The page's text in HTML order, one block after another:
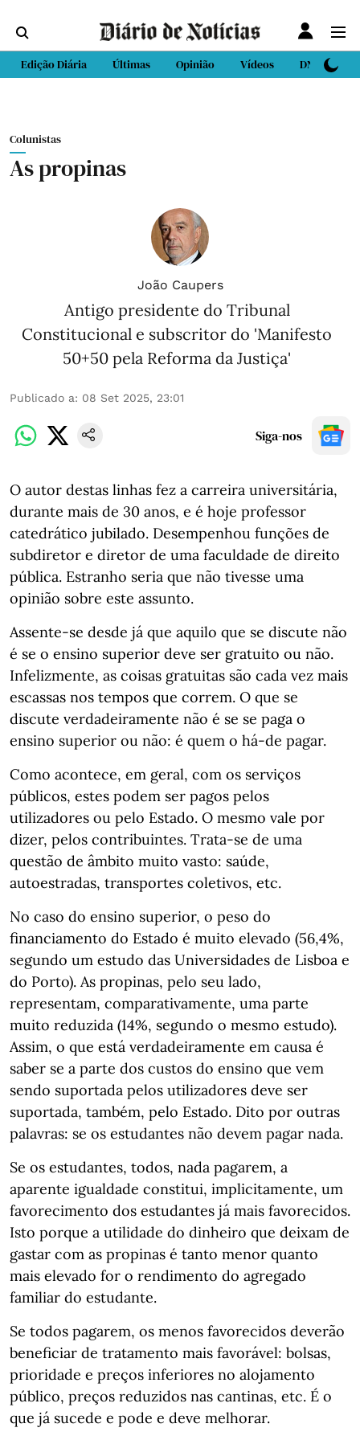
Edição Diária Últimas Opinião Vídeos DN Sport
Colunistas
As propinas
João Caupers
Antigo presidente do Tribunal
Constitucional e subscritor do 'Manifesto
50+50 pela Reforma da Justiça'
Publicado a: 08 Set 2025, 23:01
Siga-nos
O autor destas linhas fez a carreira universitária,
durante mais de 30 anos, e é hoje professor
catedrático jubilado. Desempenhou funções de
subdiretor e diretor de uma faculdade de direito
pública. Estranho seria que não tivesse uma
opinião sobre este assunto.
Assente-se desde já que aquilo que se discute não
é se o ensino superior deve ser gratuito ou não.
Infelizmente, as coisas gratuitas são cada vez mais
escassas nos tempos que correm. O que se
discute verdadeiramente não é se se paga o
ensino superior ou não: é quem o há-de pagar.
Como acontece, em geral, com os serviços
públicos, estes podem ser pagos pelos
utilizadores ou pelo Estado. O mesmo vale por
dizer, pelos contribuintes. Trata-se de uma
questão de âmbito muito vasto: saúde,
autoestradas, transportes coletivos, etc.
No caso do ensino superior, o peso do
financiamento do Estado é muito elevado (56,4%,
segundo um estudo das Universidades de Lisboa e
do Porto). As propinas, pelo seu lado,
representam, comparativamente, uma parte
muito reduzida (14%, segundo o mesmo estudo).
Assim, o que está verdadeiramente em causa é
saber se a parte dos custos do ensino que vem
sendo suportada pelos utilizadores deve ser
suportada, também, pelo Estado. Dito por outras
palavras: se os estudantes não devem pagar nada.
Se os estudantes, todos, nada pagarem, a
aparente igualdade constitui, implicitamente, um
favorecimento dos estudantes já mais favorecidos.
Isto porque a utilidade do dinheiro que deixam de
gastar com as propinas é tanto menor quanto
mais elevado for o rendimento do agregado
familiar do estudante.
Se todos pagarem, os menos favorecidos deverão
beneficiar de tratamento mais favorável: bolsas,
prioridade e preços inferiores no alojamento
público, preços reduzidos nas cantinas, etc. É o
que já sucede e pode e deve melhorar.